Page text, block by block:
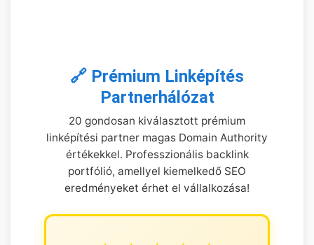
🔗 Prémium Linképítés
Partnerhálózat
20 gondosan kiválasztott prémium
linképítési partner magas Domain Authority
értékekkel. Professzionális backlink
portfólió, amellyel kiemelkedő SEO
eredményeket érhet el vállalkozása!